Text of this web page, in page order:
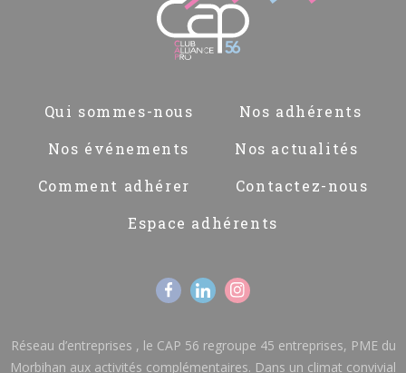
Qui sommes-nous
Nos adhérents
Nos événements
Nos actualités
Comment adhérer
Contactez-nous
Espace adhérents
Réseau d’entreprises , le CAP 56 regroupe 45 entreprises, PME du
Morbihan aux activités complémentaires. Dans un climat convivial